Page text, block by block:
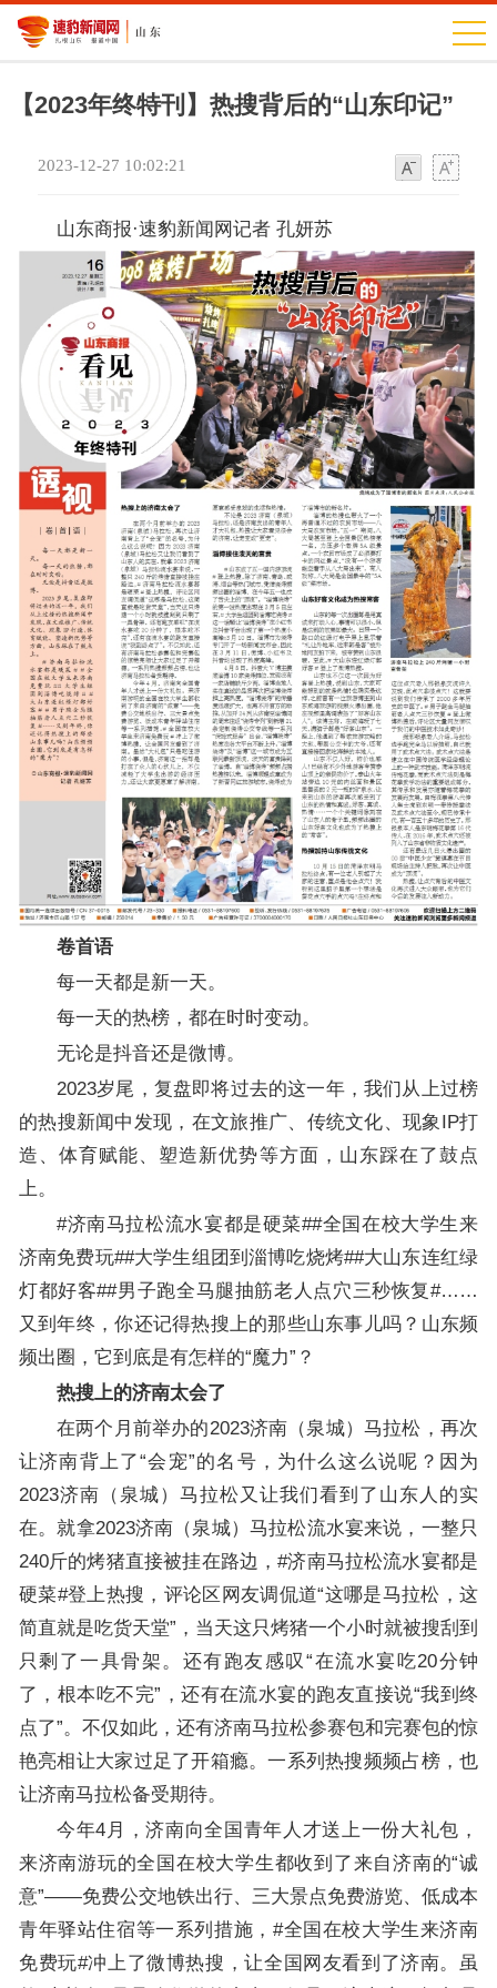
【2023年终特刊】热搜背后的“山东印记”
2023-12-27 10:02:21
山东商报·速豹新闻网记者 孔妍苏
卷首语
每一天都是新一天。
每一天的热榜，都在时时变动。
无论是抖音还是微博。
2023岁尾，复盘即将过去的这一年，我们从上过榜
的热搜新闻中发现，在文旅推广、传统文化、现象IP打
造、体育赋能、塑造新优势等方面，山东踩在了鼓点
上。
#济南马拉松流水宴都是硬菜##全国在校大学生来
济南免费玩##大学生组团到淄博吃烧烤##大山东连红绿
灯都好客##男子跑全马腿抽筋老人点穴三秒恢复#……
又到年终，你还记得热搜上的那些山东事儿吗？山东频
频出圈，它到底是有怎样的“魔力”？
热搜上的济南太会了
在两个月前举办的2023济南（泉城）马拉松，再次
让济南背上了“会宠”的名号，为什么这么说呢？因为
2023济南（泉城）马拉松又让我们看到了山东人的实
在。就拿2023济南（泉城）马拉松流水宴来说，一整只
240斤的烤猪直接被挂在路边，#济南马拉松流水宴都是
硬菜#登上热搜，评论区网友调侃道“这哪是马拉松，这
简直就是吃货天堂”，当天这只烤猪一个小时就被搜刮到
只剩了一具骨架。还有跑友感叹“在流水宴吃20分钟
了，根本吃不完”，还有在流水宴的跑友直接说“我到终
点了”。不仅如此，还有济南马拉松参赛包和完赛包的惊
艳亮相让大家过足了开箱瘾。一系列热搜频频占榜，也
让济南马拉松备受期待。
今年4月，济南向全国青年人才送上一份大礼包，
来济南游玩的全国在校大学生都收到了来自济南的“诚
意”——免费公交地铁出行、三大景点免费游览、低成本
青年驿站住宿等一系列措施，#全国在校大学生来济南
免费玩#冲上了微博热搜，让全国网友看到了济南。虽